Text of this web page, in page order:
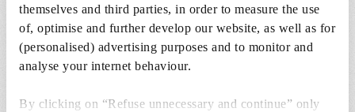
themselves and third parties, in order to measure the use
of, optimise and further develop our website, as well as for
(personalised) advertising purposes and to monitor and
analyse your internet behaviour.
By clicking on “Refuse unnecessary and continue” only
ACCESSOIRES